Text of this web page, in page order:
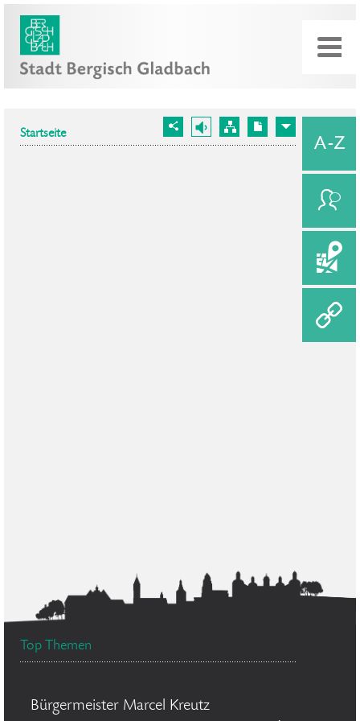
Startseite
Top Themen
Bürgermeister Marcel Kreutz